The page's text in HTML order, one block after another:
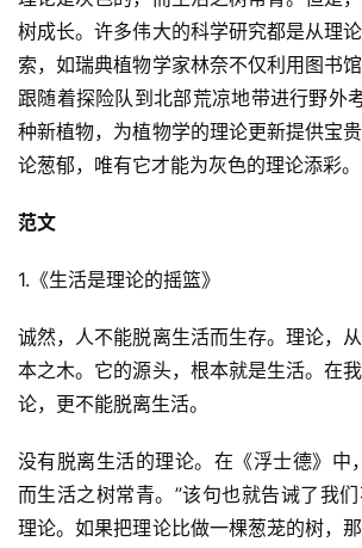
树成长。许多伟大的科学研究都是从理
索，如瑞典植物学家林奈不仅利用图书
跟随着探险队到北部荒凉地带进行野外
种新植物，为植物学的理论更新提供宝
论葱郁，唯有它才能为灰色的理论添彩。
范文
1.《生活是理论的摇篮》
诚然，人不能脱离生活而生存。理论，
本之木。它的源头，根本就是生活。在
论，更不能脱离生活。
没有脱离生活的理论。在《浮士德》中
而生活之树常青。”该句也就告诫了我
理论。如果把理论比做一棵葱茏的树，